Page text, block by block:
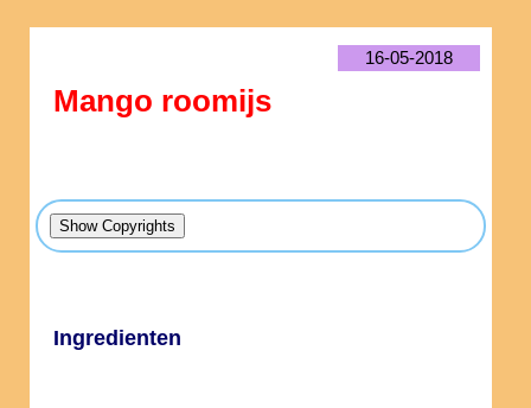
16-05-2018
Mango roomijs
Ingredienten